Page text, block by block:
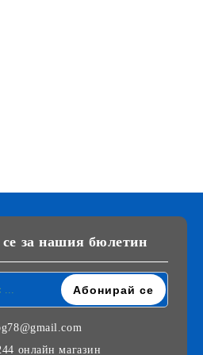
за нашия бюлетин
онлайн магазин